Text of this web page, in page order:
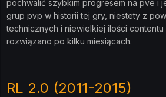
pochwalić szybkim progresem na pve i
grup pvp w historii tej gry, niestety z
technicznych i niewielkiej ilości
rozwiązano po kilku miesiącach.
RL 2.0 (2011-2015)